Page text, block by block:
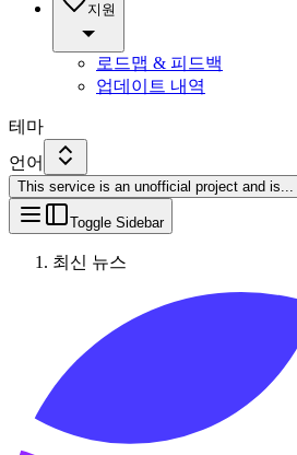
지원
로드맵 & 피드백
업데이트 내역
테마
언어
This service is an unofficial project and is...
Toggle Sidebar
최신 뉴스